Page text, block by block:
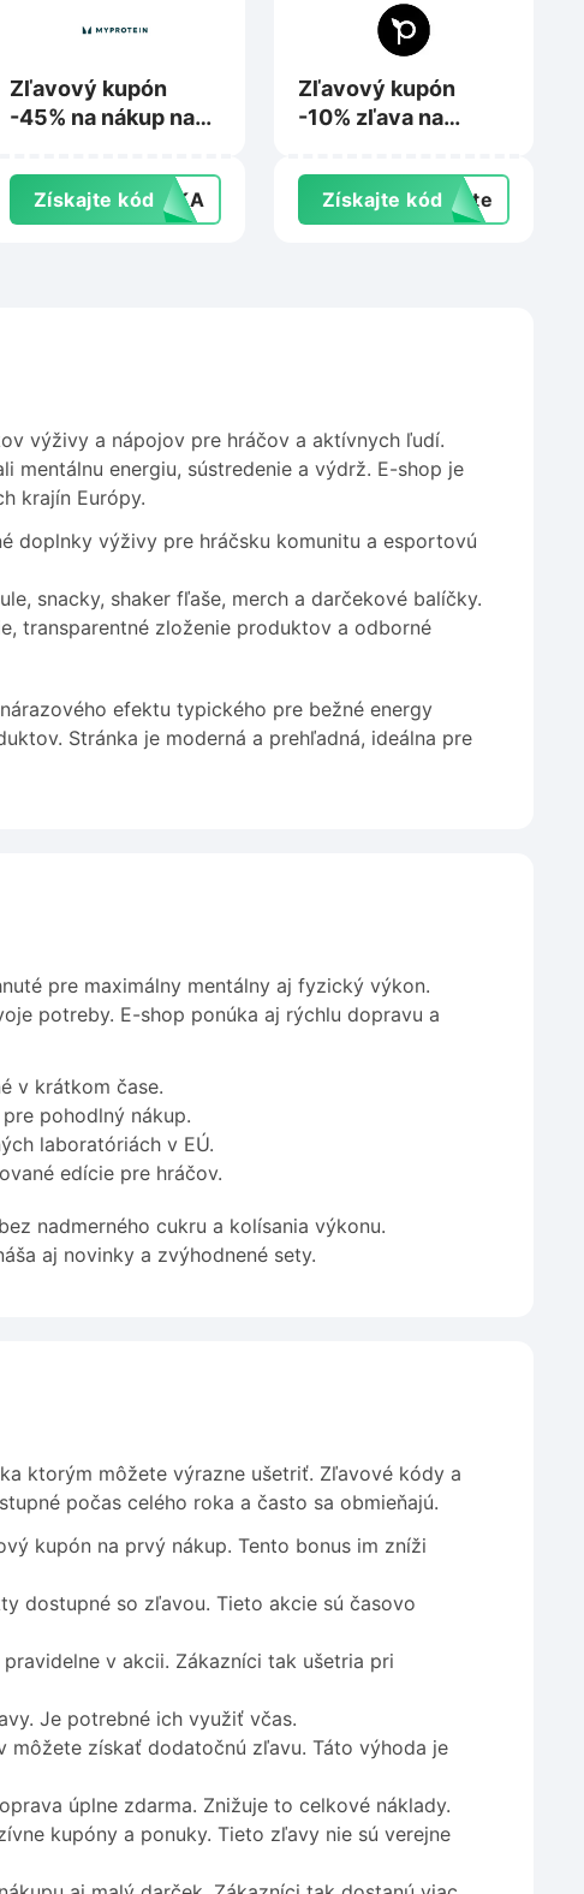
Zľavový kupón
-45% na nákup na
Získajte kódAVKA
Zľavový kupón
-10% zľava na
Pepperfield.sk
Získajte kód exte
výživy a nápojov pre hráčov a aktívnych ľudí.
mentálnu energiu, sústredenie a výdrž. E-shop je
krajín Európy.
doplnky výživy pre hráčsku komunitu a esportovú
snacky, shaker fľaše, merch a darčekové balíčky.
transparentné zloženie produktov a odborné
efektu typického pre bežné energy
Stránka je moderná a prehľadná, ideálna pre
pre maximálny mentálny aj fyzický výkon.
potreby. E-shop ponúka aj rýchlu dopravu a
v krátkom čase.
pohodlný nákup.
laboratóriách v EÚ.
edície pre hráčov.
nadmerného cukru a kolísania výkonu.
aj novinky a zvýhodnené sety.
ktorým môžete výrazne ušetriť. Zľavové kódy a
počas celého roka a často sa obmieňajú.
kupón na prvý nákup. Tento bonus im zníži
dostupné so zľavou. Tieto akcie sú časovo
v akcii. Zákazníci tak ušetria pri
Je potrebné ich využiť včas.
môžete získať dodatočnú zľavu. Táto výhoda je
úplne zdarma. Znižuje to celkové náklady.
kupóny a ponuky. Tieto zľavy nie sú verejne